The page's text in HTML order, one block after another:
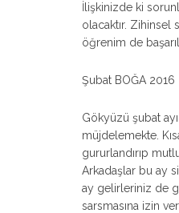
İlişkinizde ki
olacaktır. Zihinsel
öğrenim de
Şubat BOĞA 2016
Gökyüzü şubat
müjdelemekte.
gururlandırıp
Arkadaşlar bu ay
ay gelirleriniz de
sarsmasına izin